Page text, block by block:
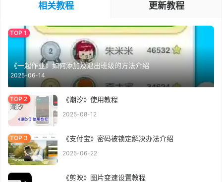
相关教程 更新教程
《一起作业》如何添加及退出班级的方法介绍
2025-06-14
《潮汐》使用教程
2025-08-12
《支付宝》密码被锁定解决办法介绍
2025-06-22
《剪映》图片变速设置教程